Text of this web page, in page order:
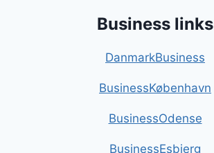
Business links
DanmarkBusiness
BusinessKøbenhavn
BusinessOdense
BusinessEsbjerg